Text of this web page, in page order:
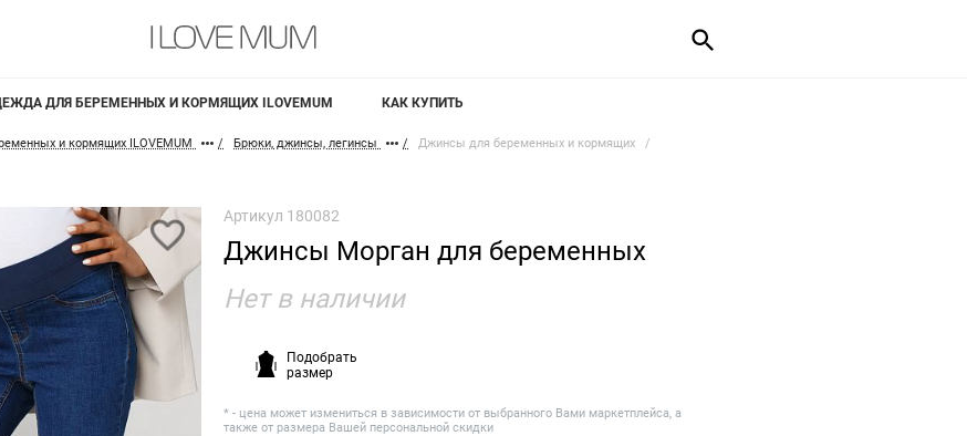
ДЛЯ БЕРЕМЕННЫХ И КОРМЯЩИХ ILOVEMUM КАК КУПИТЬ
и кормящих ILOVEMUM Брюки, джинсы, легинсы Джинсы для беременных и кормящих
Артикул 180082
Джинсы Морган для беременных
Нет в наличии
Подобрать
размер
* - цена может измениться в зависимости от выбранного Вами маркетплейса, а
также от размера Вашей персональной скидки